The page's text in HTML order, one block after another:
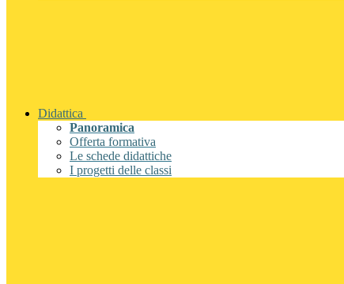
Didattica
Panoramica
Offerta formativa
Le schede didattiche
I progetti delle classi